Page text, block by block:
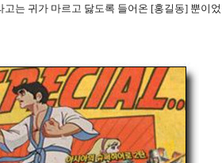
는 귀가 마르고 닳도록 들어온 [홍길동] 뿐이